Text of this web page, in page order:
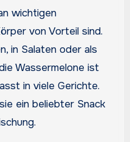
wichtigen
von Vorteil sind.
in Salaten oder als
Wassermelone ist
in viele Gerichte.
ein beliebter Snack